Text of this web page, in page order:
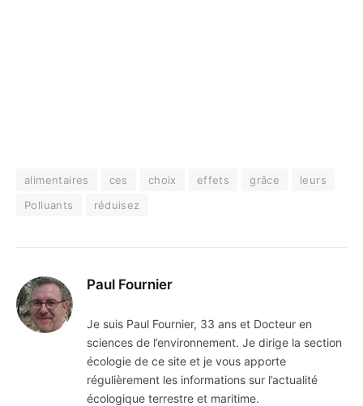
alimentaires ces choix effets grâce
leurs
Polluants
réduisez
Paul Fournier
Je suis Paul Fournier, 33 ans et Docteur en
sciences de l’environnement. Je dirige la section
écologie de ce site et je vous apporte
régulièrement les informations sur l’actualité
écologique terrestre et maritime.